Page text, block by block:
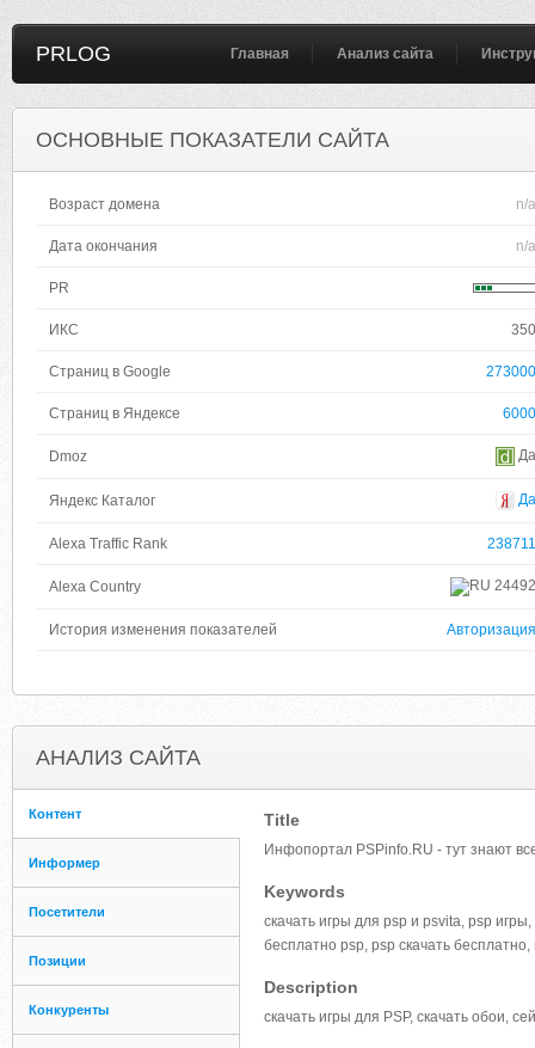
PRLOG Главная Анализ сайта
ОСНОВНЫЕ ПОКАЗАТЕЛИ САЙТА
Возраст домена n/a
Дата окончания n/a
PR
ИКС 350
Страниц в Google 273000
Страниц в Яндексе 6000
Dmoz Да
Яндекс Каталог Да
Alexa Traffic Rank 238711
Alexa Country 24492
История изменения показателей Авторизация
АНАЛИЗ САЙТА
Контент
Информер
Посетители
Позиции
Конкуренты
Title
Инфопортал PSPinfo.RU - тут знают
Keywords
скачать игры для psp и psvita, psp
бесплатно psp, psp скачать
Description
скачать игры для PSP, скачать обои,